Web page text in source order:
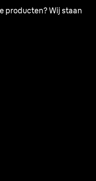
producten? Wij staan